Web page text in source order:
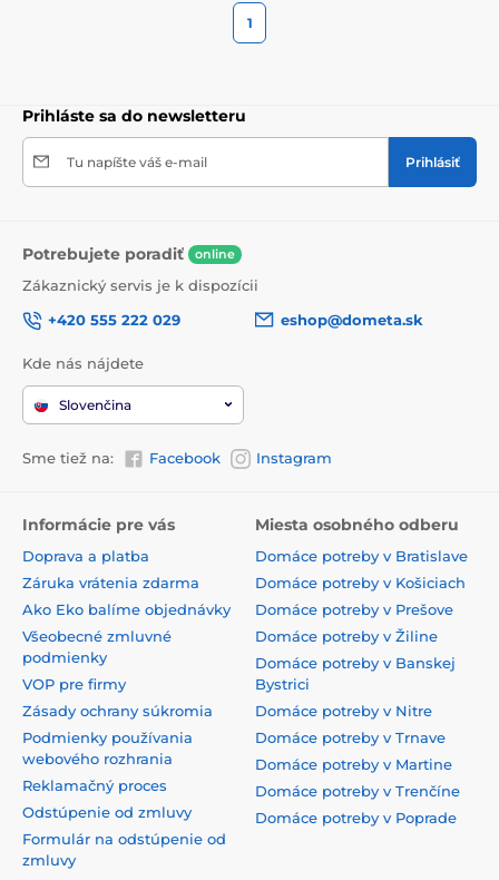
1
Prihláste sa do newsletteru
Tu napíšte váš e-mail Prihlásiť
Potrebujete poradiť online
Zákaznický servis je k dispozícii
+420 555 222 029
eshop@dometa.sk
Kde nás nájdete
Slovenčina
Sme tiež na: Facebook Instagram
Informácie pre vás
Doprava a platba
Záruka vrátenia zdarma
Ako Eko balíme objednávky
Všeobecné zmluvné
podmienky
VOP pre firmy
Zásady ochrany súkromia
Podmienky používania
webového rozhrania
Reklamačný proces
Odstúpenie od zmluvy
Formulár na odstúpenie od
zmluvy
Miesta osobného odberu
Domáce potreby v Bratislave
Domáce potreby v Košiciach
Domáce potreby v Prešove
Domáce potreby v Žiline
Domáce potreby v Banskej
Bystrici
Domáce potreby v Nitre
Domáce potreby v Trnave
Domáce potreby v Martine
Domáce potreby v Trenčíne
Domáce potreby v Poprade